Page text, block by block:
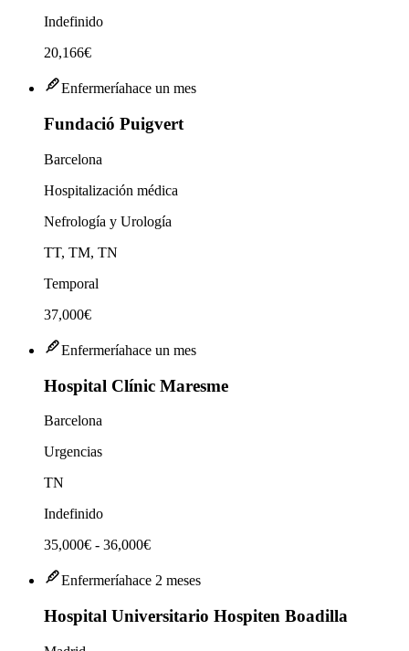
Indefinido
20,166€
Enfermeríahace un mes
Fundació Puigvert
Barcelona
Hospitalización médica
Nefrología y Urología
TT, TM, TN
Temporal
37,000€
Enfermeríahace un mes
Hospital Clínic Maresme
Barcelona
Urgencias
TN
Indefinido
35,000€ - 36,000€
Enfermeríahace 2 meses
Hospital Universitario Hospiten Boadilla